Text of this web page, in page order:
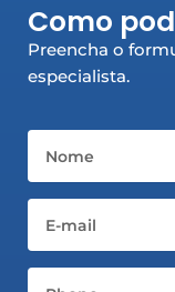
o
o
k
-
g
r
a
Como
Preencha o
especialista.